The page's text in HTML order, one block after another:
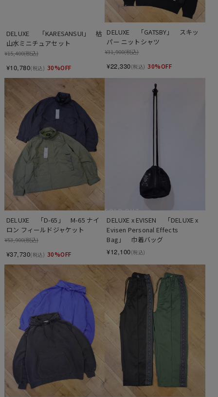
DELUXE 　 「KARESANSUI」　枯
山水ミニチュアセット
¥15,400(税込)
¥10,780(税込) 30%OFF
DELUXE 　「GATSBY」　スキッ
パー ニットシャツ
¥31,900(税込)
¥22,330(税込) 30%OFF
DELUXE　 「D-65」　M-65 ナイ
ロン フィールドジャケット
¥53,900(税込)
¥37,730(税込) 30%OFF
SOLD OUT
DELUXE x EVISEN　 「DELUXE x
Evisen Personal Effects
Bag」　巾着バッグ
¥12,100(税込)